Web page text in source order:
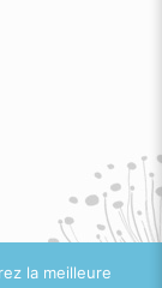
la meilleure